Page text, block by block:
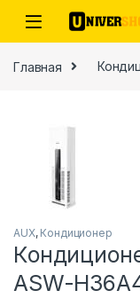
Skip to navigation
Skip to content
Главная
AUX, Кондиционер
ASW-